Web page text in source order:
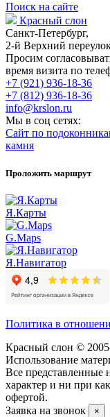
Поиск на сайте
Красный слон
Санкт-Петербург,
2-й Верхний
Просим
время визита по
+7 (921) 936-18-36
+7 (812) 936-18-36
info@krslon.ru
Мы в соц сетях:
Сайт по
камня
Проложить маршрут
Я.Карты
G.Maps
Я.Навигатор
Политика в
Красный слон ©
Использование
Все представленные
характер и ни при
офертой.
Заявка на звонок
×